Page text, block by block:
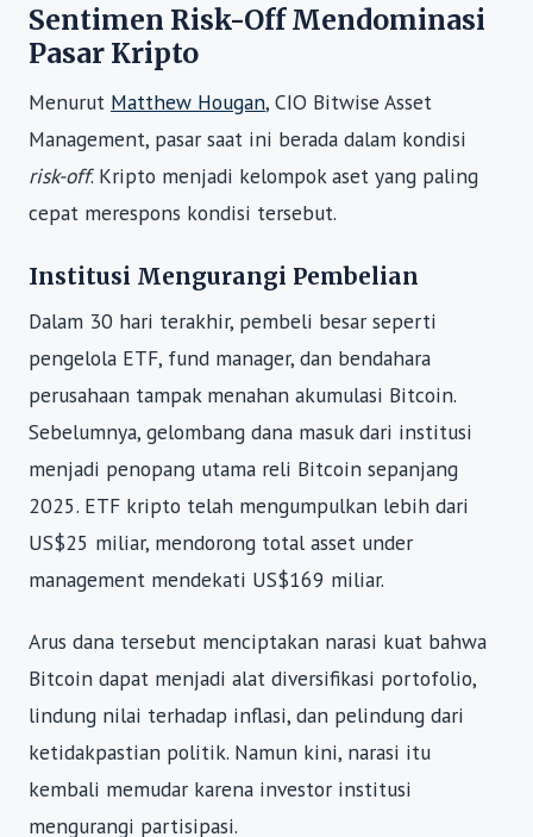
Sentimen Risk-Off Mendominasi
Pasar Kripto
Menurut Matthew Hougan, CIO Bitwise Asset
Management, pasar saat ini berada dalam kondisi
risk-off. Kripto menjadi kelompok aset yang paling
cepat merespons kondisi tersebut.
Institusi Mengurangi Pembelian
Dalam 30 hari terakhir, pembeli besar seperti
pengelola ETF, fund manager, dan bendahara
perusahaan tampak menahan akumulasi Bitcoin.
Sebelumnya, gelombang dana masuk dari institusi
menjadi penopang utama reli Bitcoin sepanjang
2025. ETF kripto telah mengumpulkan lebih dari
US$25 miliar, mendorong total asset under
management mendekati US$169 miliar.
Arus dana tersebut menciptakan narasi kuat bahwa
Bitcoin dapat menjadi alat diversifikasi portofolio,
lindung nilai terhadap inflasi, dan pelindung dari
ketidakpastian politik. Namun kini, narasi itu
kembali memudar karena investor institusi
mengurangi partisipasi.